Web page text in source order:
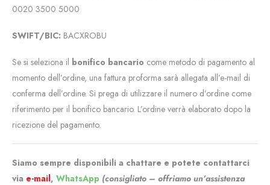
0020 3500 5000
SWIFT/BIC: BACXROBU
Se si seleziona il bonifico bancario come metodo di pagamento al
momento dell’ordine, una fattura proforma sarà allegata all’e-mail di
conferma dell’ordine. Si prega di utilizzare il numero d’ordine come
riferimento per il bonifico bancario. L’ordine verrà elaborato dopo la
ricezione del pagamento.
Siamo sempre disponibili a chattare e potete contattarci
via e-mail, WhatsApp (consigliato – offriamo un’assistenza